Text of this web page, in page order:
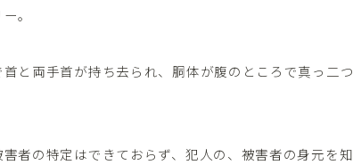
。
と両手首が持ち去られ、胴体が腹のところで真っ二
者の特定はできておらず、犯人の、被害者の身元を